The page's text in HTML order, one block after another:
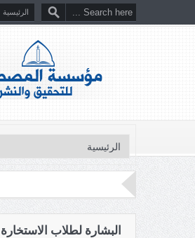
البشارة لطلاب الاستخارة